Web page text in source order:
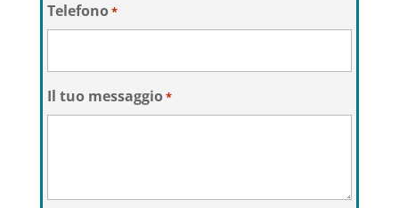
Telefono*
Il tuo messaggio*